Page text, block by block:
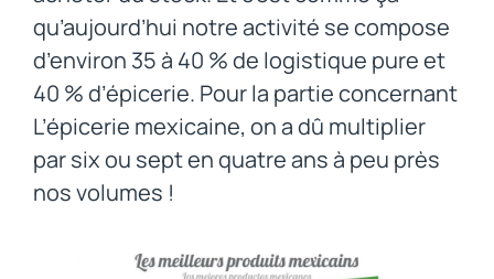
qu’aujourd’hui notre activité se compose
d’environ 35 à 40 % de logistique pure et
40 % d’épicerie. Pour la partie concernant
L’épicerie mexicaine, on a dû multiplier
par six ou sept en quatre ans à peu près
nos volumes !